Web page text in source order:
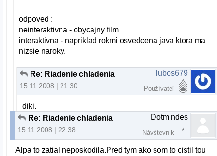
odpoved :
neinteraktivna - obycajny film
interaktivna - napriklad rokmi osvedcena java ktora ma
nizsie naroky.
Re: Riadenie chladenia
15.11.2008 | 21:30
lubos679
Používateľ
diki.
Re: Riadenie chladenia
15.11.2008 | 22:38
Dotmindes
Návštevník
Alpa to zatial neposkodila.Pred tym ako som to cistil tou